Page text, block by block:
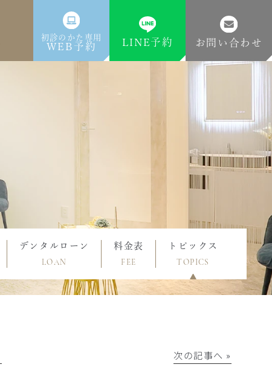
初診のかた専用
WEB予約 LINE予約 お問い合わせ
デンタルローン
LOAN
料金表
FEE
トピックス
TOPICS
次の記事へ »